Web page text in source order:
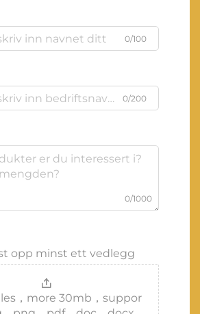
0/100
0/200
0/1000
opp minst ett vedlegg
，more 30mb，suppor